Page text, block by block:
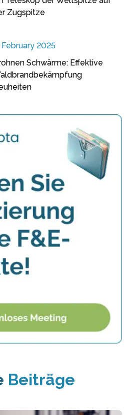
Zugspitze
February 2025
Schwärme: Effektive
Beiträge